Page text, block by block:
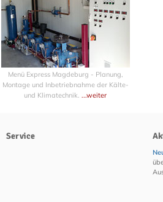
Menü Express Magdeburg - Planung,
Montage und Inbetriebnahme der Kälte-
und Klimatechnik. ...weiter
Service